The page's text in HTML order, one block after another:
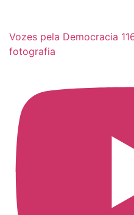
Vozes pela Democracia
fotografia